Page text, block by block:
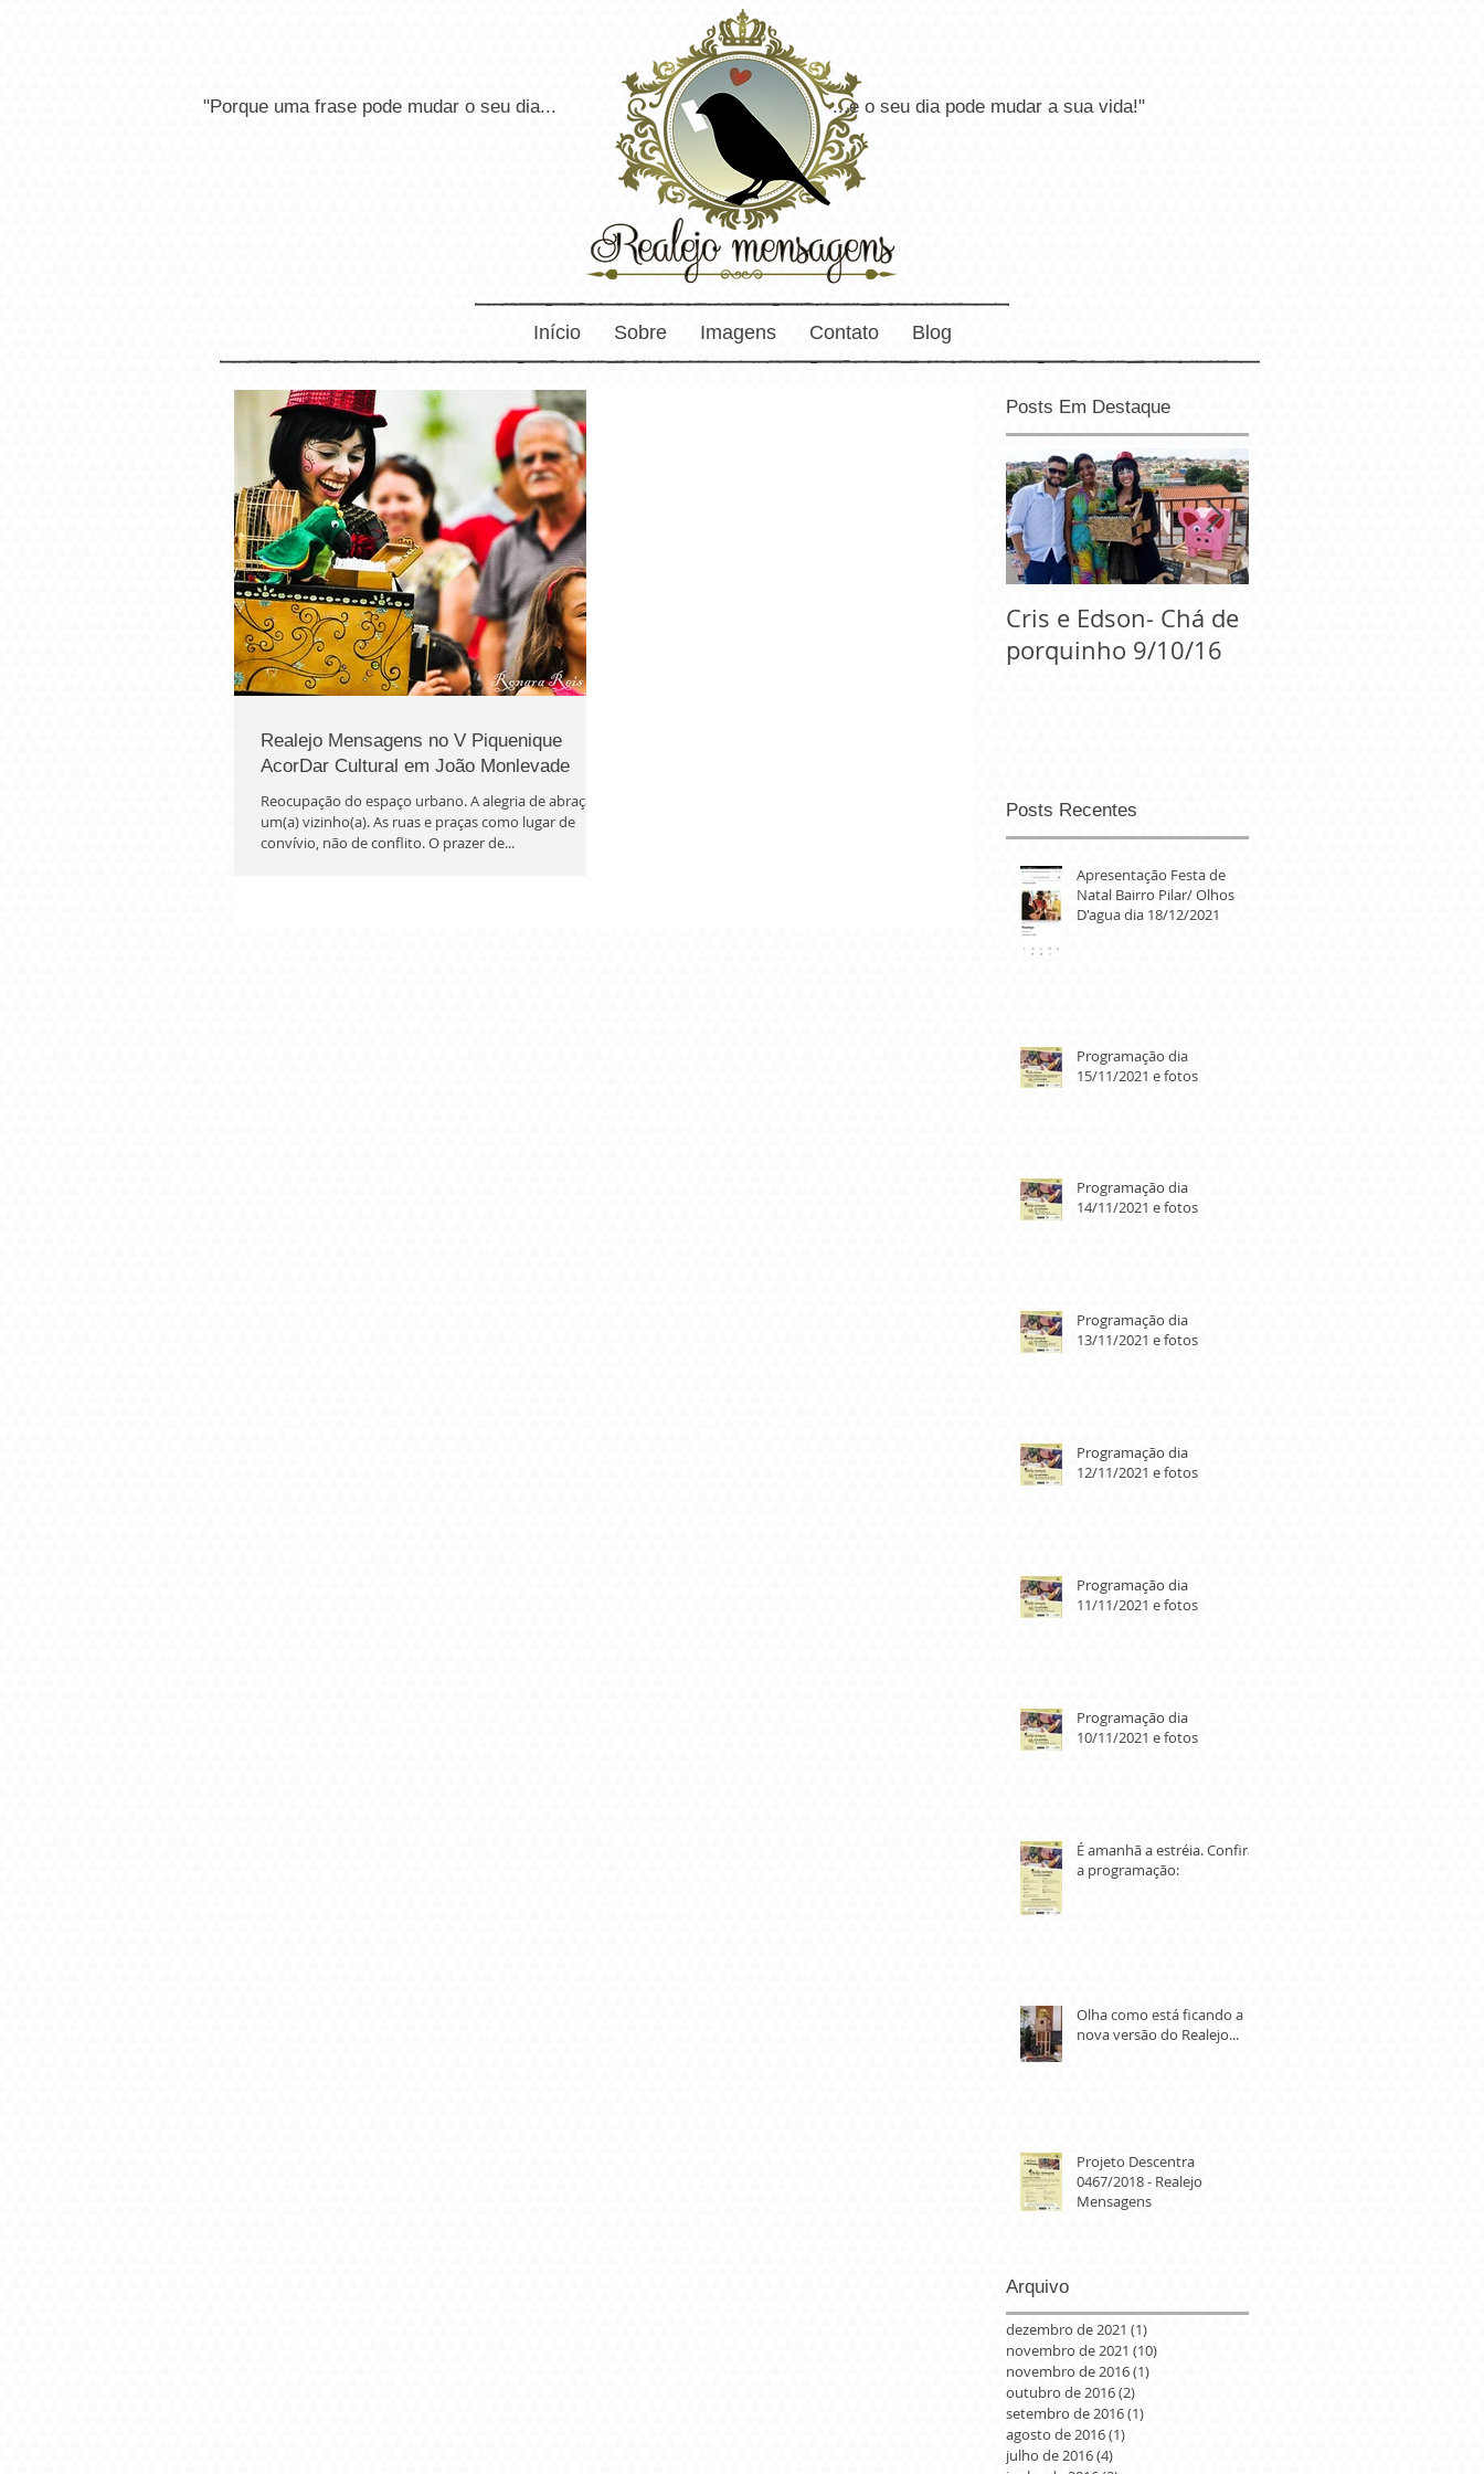
Início Sobre Imagens Contato Blog
"Porque uma frase pode mudar o seu dia... ...e o seu dia pode mudar a sua vida!"
Realejo Mensagens no V Piquenique
AcorDar Cultural em João Monlevade
Reocupação do espaço urbano. A alegria de abraçar
um(a) vizinho(a). As ruas e praças como lugar de
convívio, não de conflito. O prazer de...
Posts Em Destaque
Cris e Edson- Chá de
porquinho 9/10/16
Posts Recentes
Apresentação Festa de
Natal Bairro Pilar/ Olhos
D'agua dia 18/12/2021
Programação dia
15/11/2021 e fotos
Programação dia
14/11/2021 e fotos
Programação dia
13/11/2021 e fotos
Programação dia
12/11/2021 e fotos
Programação dia
11/11/2021 e fotos
Programação dia
10/11/2021 e fotos
É amanhã a estréia. Confira
a programação:
Olha como está ficando a
nova versão do Realejo...
Projeto Descentra
0467/2018 - Realejo
Mensagens
Arquivo
dezembro de 2021 (1)
novembro de 2021 (10)
novembro de 2016(1)
outubro de 2016(2)
setembro de 2016(1)
agosto de 2016(1)
julho de 2016(4)